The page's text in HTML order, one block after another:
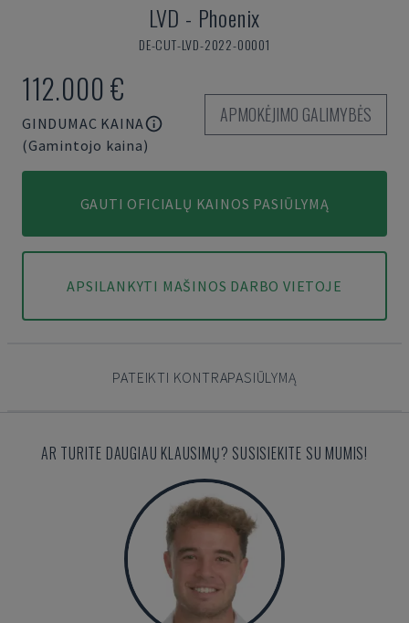
LVD - Phoenix
DE-CUT-LVD-2022-00001
112.000 €
GINDUMAC KAINA
(Gamintojo kaina)
APMOKĖJIMO GALIMYBĖS
GAUTI OFICIALŲ KAINOS PASIŪLYMĄ
APSILANKYTI MAŠINOS DARBO VIETOJE
PATEIKTI KONTRAPASIŪLYMĄ
AR TURITE DAUGIAU KLAUSIMŲ? SUSISIEKITE SU MUMIS!